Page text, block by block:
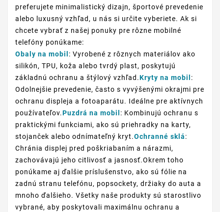
preferujete minimalistický dizajn, športové prevedenie
alebo luxusný vzhľad, u nás si určite vyberiete. Ak si
chcete vybrať z našej ponuky pre rôzne mobilné
telefóny ponúkame:
Obaly na mobil : Vyrobené z rôznych materiálov ako
silikón, TPU, koža alebo tvrdý plast, poskytujú
základnú ochranu a štýlový vzhľad.Kryty na mobil :
Odolnejšie prevedenie, často s vyvýšenými okrajmi pre
ochranu displeja a fotoaparátu. Ideálne pre aktívnych
používateľov.Puzdrá na mobil : Kombinujú ochranu s
praktickými funkciami, ako sú priehradky na karty,
stojanček alebo odnímateľný kryt.Ochranné sklá:
Chránia displej pred poškriabaním a nárazmi,
zachovávajú jeho citlivosť a jasnosť.Okrem toho
ponúkame aj ďalšie príslušenstvo, ako sú fólie na
zadnú stranu telefónu, popsockety, držiaky do auta a
mnoho ďalšieho. Všetky naše produkty sú starostlivo
vybrané, aby poskytovali maximálnu ochranu a